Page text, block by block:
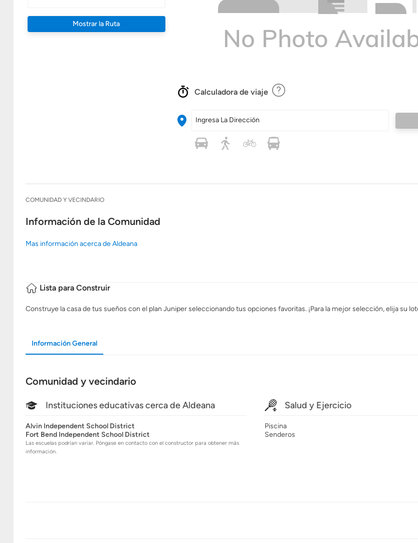
Mostrar la Ruta
Calculadora de viaje
Ingresa La Dirección
COMUNIDAD Y VECINDARIO
Información de la Comunidad
Mas información acerca de Aldeana
Lista para Construir
Construye la casa de tus sueños con el plan Juniper seleccionando tus opciones favoritas. ¡Para la mejor selección, elija su
Información General
Comunidad y vecindario
Instituciones educativas cerca de Aldeana
Alvin Independent School District
Fort Bend Independent School District
Las escuelas podrían variar. Póngase en contacto con el constructor para obtener más
información.
Salud y Ejercicio
Piscina
Senderos